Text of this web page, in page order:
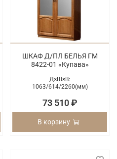
ШКАФ Д/ПЛ БЕЛЬЯ ГМ
8422-01 «Купава»
Д×Ш×В:
1063/614/2260(мм)
73 510 ₽
В корзину